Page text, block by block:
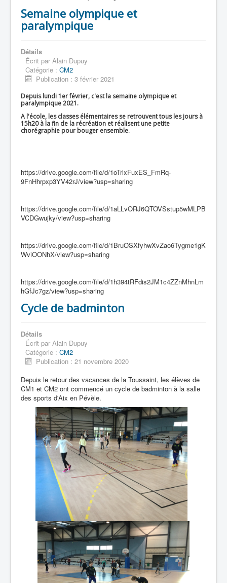
Semaine olympique et
paralympique
Détails
Écrit par Alain Dupuy
Catégorie : CM2
Publication : 3 février 2021
Depuis lundi 1er février, c'est la semaine olympique et
paralympique 2021.
A l'école, les classes élémentaires se retrouvent tous les jours à
15h20 à la fin de la récréation et réalisent une petite
chorégraphie pour bouger ensemble.
https://drive.google.com/file/d/1oTrlxFuxES_FmRq-
9FnHhrpxp3YV42rJ/view?usp=sharing
https://drive.google.com/file/d/1aLLvORJ6QTOVSstup5wMLPB
VCDGwujky/view?usp=sharing
https://drive.google.com/file/d/1BruOSXfyhwXvZao6Tygme1gK
WviOONhX/view?usp=sharing
https://drive.google.com/file/d/1h394tRFdis2JM1c4ZZnMhnLm
hGfJc7gz/view?usp=sharing
Cycle de badminton
Détails
Écrit par Alain Dupuy
Catégorie : CM2
Publication : 21 novembre 2020
Depuis le retour des vacances de la Toussaint, les élèves de
CM1 et CM2 ont commencé un cycle de badminton à la salle
des sports d'Aix en Pévèle.